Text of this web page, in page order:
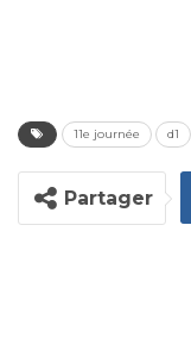
11e journée d1
Partager